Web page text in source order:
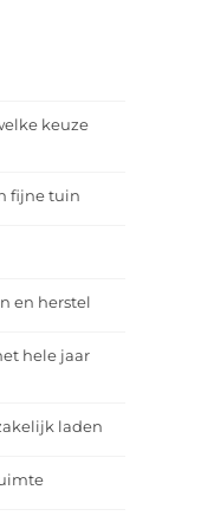
keuze
fijne tuin
en herstel
hele jaar
laden